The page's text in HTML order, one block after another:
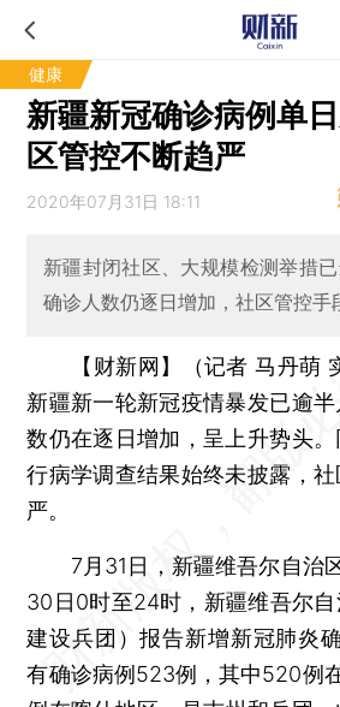
健康
新疆新冠确诊病例单
区管控不断趋严
2020年07月31日 18:11
新疆封闭社区、大规模检测举措
确诊人数仍逐日增加，社区管控手
【财新网】（记者 马丹萌
新疆新一轮新冠疫情暴发已逾
数仍在逐日增加，呈上升势头
行病学调查结果始终未披露，
严。
7月31日，新疆维吾尔自治
30日0时至24时，新疆维吾尔
建设兵团）报告新增新冠肺炎
有确诊病例523例，其中520例